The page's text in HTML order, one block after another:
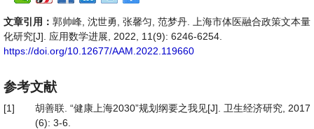
文章引用： 郭帅峰, 沈世勇, 张馨匀, 范梦丹. 上海市体医融合政策文本量
化研究[J]. 应用数学进展, 2022, 11(9): 6246-6254.
https://doi.org/10.12677/AAM.2022.119660
参考文献
[1]
胡善联. “健康上海2030”规划纲要之我见[J]. 卫生经济研究, 2017
(6): 3-6.